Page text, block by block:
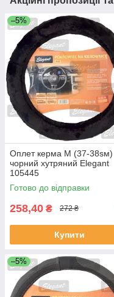
–5%
Оплет керма M (37-38sм)
чорний хутряний Elegant
105445
Готово до відправки
258,40 ₴ 272 ₴
Купити
–5%